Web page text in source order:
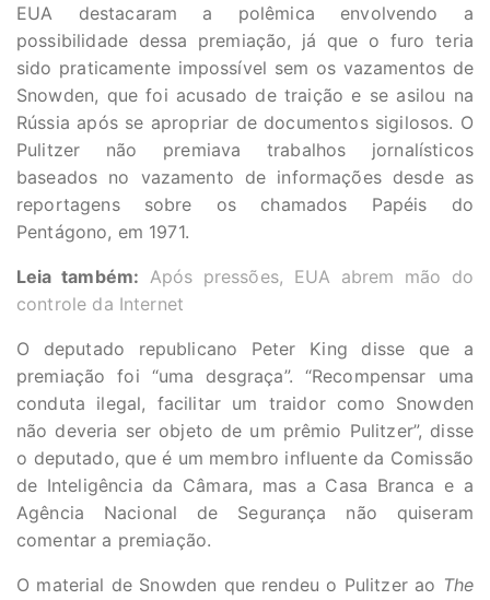
EUA destacaram a polêmica envolvendo a
possibilidade dessa premiação, já que o furo teria
sido praticamente impossível sem os vazamentos de
Snowden, que foi acusado de traição e se asilou na
Rússia após se apropriar de documentos sigilosos. O
Pulitzer não premiava trabalhos jornalísticos
baseados no vazamento de informações desde as
reportagens sobre os chamados Papéis do
Pentágono, em 1971.
Leia também: Após pressões, EUA abrem mão do
controle da Internet
O deputado republicano Peter King disse que a
premiação foi “uma desgraça”. “Recompensar uma
conduta ilegal, facilitar um traidor como Snowden
não deveria ser objeto de um prêmio Pulitzer”, disse
o deputado, que é um membro influente da Comissão
de Inteligência da Câmara, mas a Casa Branca e a
Agência Nacional de Segurança não quiseram
comentar a premiação.
O material de Snowden que rendeu o Pulitzer ao The